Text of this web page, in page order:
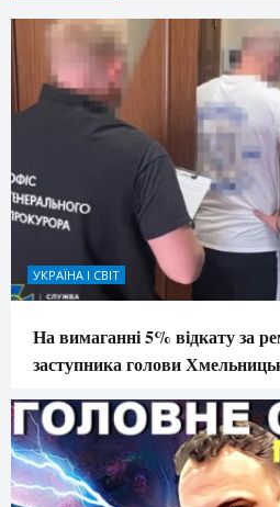
УКРАЇНА І СВІТ
На вимаганні 5% відкату за
заступника голови